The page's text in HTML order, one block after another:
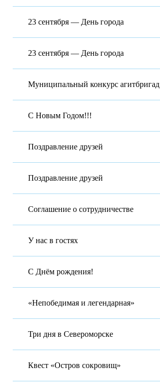
23 сентября — День города
23 сентября — День города
Муниципальный конкурс агитбригад
С Новым Годом!!!
Поздравление друзей
Поздравление друзей
Соглашение о сотрудничестве
У нас в гостях
С Днём рождения!
«Непобедимая и легендарная»
Три дня в Североморске
Квест «Остров сокровищ»